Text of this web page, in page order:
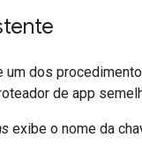
um dos
de app
exibe o nome da